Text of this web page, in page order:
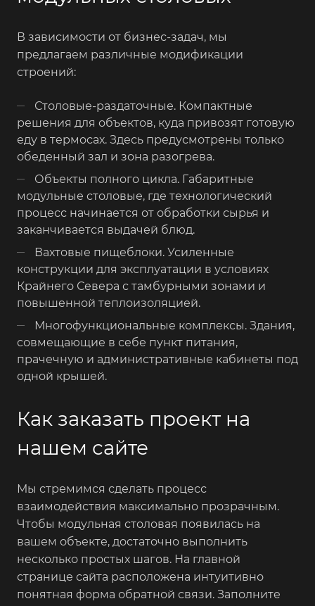
В зависимости от бизнес-задач, мы
предлагаем различные модификации
строений:
Столовые-раздаточные. Компактные
решения для объектов, куда привозят готовую
еду в термосах. Здесь предусмотрены только
обеденный зал и зона разогрева.
Объекты полного цикла. Габаритные
модульные столовые, где технологический
процесс начинается от обработки сырья и
заканчивается выдачей блюд.
Вахтовые пищеблоки. Усиленные
конструкции для эксплуатации в условиях
Крайнего Севера с тамбурными зонами и
повышенной теплоизоляцией.
Многофункциональные комплексы. Здания,
совмещающие в себе пункт питания,
прачечную и административные кабинеты под
одной крышей.
Как заказать проект на
нашем сайте
Мы стремимся сделать процесс
взаимодействия максимально прозрачным.
Чтобы модульная столовая появилась на
вашем объекте, достаточно выполнить
несколько простых шагов. На главной
странице сайта расположена интуитивно
понятная форма обратной связи. Заполните